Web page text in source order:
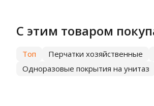
С этим товаром
Топ Перчатки хозяйственные
Одноразовые покрытия на унитаз